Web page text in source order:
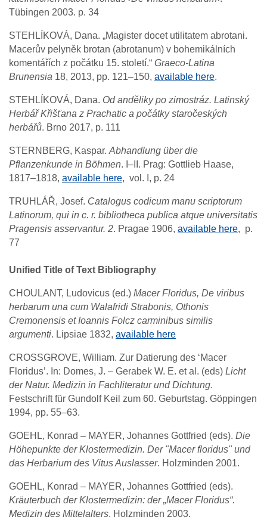
Tübingen 2003. p. 34
STEHLÍKOVÁ, Dana. „Magister docet utilitatem abrotani.
Macerův pelyněk brotan (abrotanum) v bohemikálních
komentářích z počátku 15. století.“ Graeco-Latina
Brunensia 18, 2013, pp. 121–150, available here.
STEHLÍKOVÁ, Dana. Od anděliky po zimostráz. Latinský
Herbář Křišťana z Prachatic a počátky staročeských
herbářů. Brno 2017, p. 111
STERNBERG, Kaspar. Abhandlung über die
Pflanzenkunde in Böhmen. I–II. Prag: Gottlieb Haase,
1817–1818, available here, vol. I, p. 24
TRUHLÁŘ, Josef. Catalogus codicum manu scriptorum
Latinorum, qui in c. r. bibliotheca publica atque universitatis
Pragensis asservantur. 2. Pragae 1906, available here, p.
77
Unified Title of Text Bibliography
CHOULANT, Ludovicus (ed.) Macer Floridus, De viribus
herbarum una cum Walafridi Strabonis, Othonis
Cremonensis et Ioannis Folcz carminibus similis
argumenti. Lipsiae 1832, available here
CROSSGROVE, William. Zur Datierung des ‘Macer
Floridus’. In: Domes, J. – Gerabek W. E. et al. (eds) Licht
der Natur. Medizin in Fachliteratur und Dichtung.
Festschrift für Gundolf Keil zum 60. Geburtstag. Göppingen
1994, pp. 55–63.
GOEHL, Konrad – MAYER, Johannes Gottfried (eds). Die
Höhepunkte der Klostermedizin. Der "Macer floridus" und
das Herbarium des Vitus Auslasser. Holzminden 2001.
GOEHL, Konrad – MAYER, Johannes Gottfried (eds).
Kräuterbuch der Klostermedizin: der „Macer Floridus“.
Medizin des Mittelalters. Holzminden 2003.